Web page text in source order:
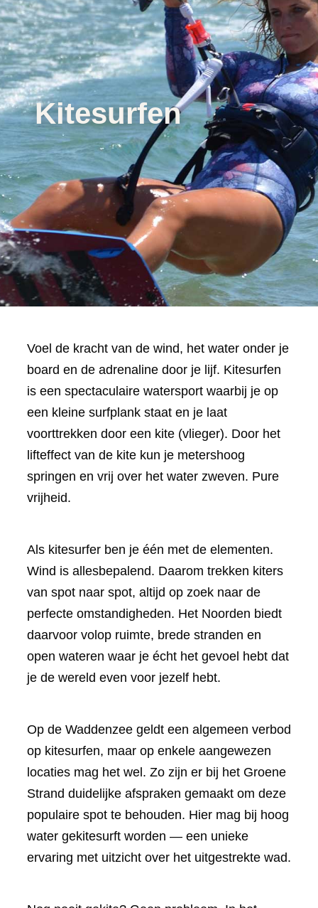
Kitesurfen
Voel de kracht van de wind, het water onder je
board en de adrenaline door je lijf. Kitesurfen
is een spectaculaire watersport waarbij je op
een kleine surfplank staat en je laat
voorttrekken door een kite (vlieger). Door het
lifteffect van de kite kun je metershoog
springen en vrij over het water zweven. Pure
vrijheid.
Als kitesurfer ben je één met de elementen.
Wind is allesbepalend. Daarom trekken kiters
van spot naar spot, altijd op zoek naar de
perfecte omstandigheden. Het Noorden biedt
daarvoor volop ruimte, brede stranden en
open wateren waar je écht het gevoel hebt dat
je de wereld even voor jezelf hebt.
Op de Waddenzee geldt een algemeen verbod
op kitesurfen, maar op enkele aangewezen
locaties mag het wel. Zo zijn er bij het Groene
Strand duidelijke afspraken gemaakt om deze
populaire spot te behouden. Hier mag bij hoog
water gekitesurft worden — een unieke
ervaring met uitzicht over het uitgestrekte wad.